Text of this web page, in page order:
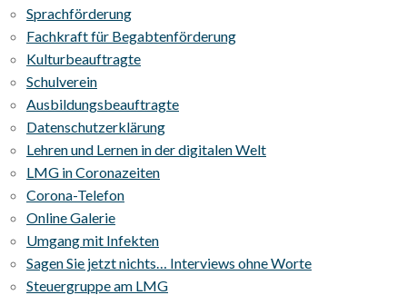
Sprachförderung
Fachkraft für Begabtenförderung
Kulturbeauftragte
Schulverein
Ausbildungsbeauftragte
Datenschutzerklärung
Lehren und Lernen in der digitalen Welt
LMG in Coronazeiten
Corona-Telefon
Online Galerie
Umgang mit Infekten
Sagen Sie jetzt nichts… Interviews ohne Worte
Steuergruppe am LMG